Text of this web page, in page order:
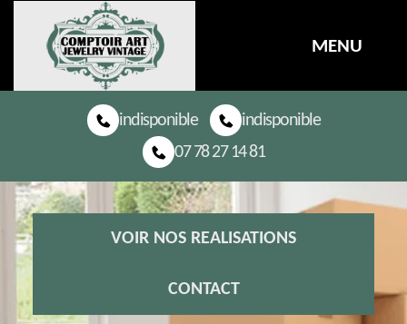
MENU
indisponible
indisponible
07 78 27 14 81
VOIR NOS REALISATIONS
CONTACT